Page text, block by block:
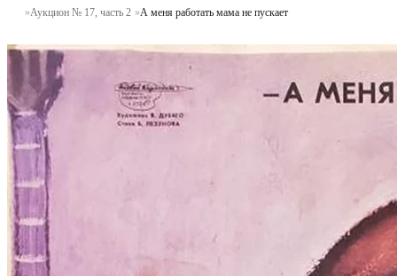
Аукцион № 17, часть 2 А меня работать мама не пускает